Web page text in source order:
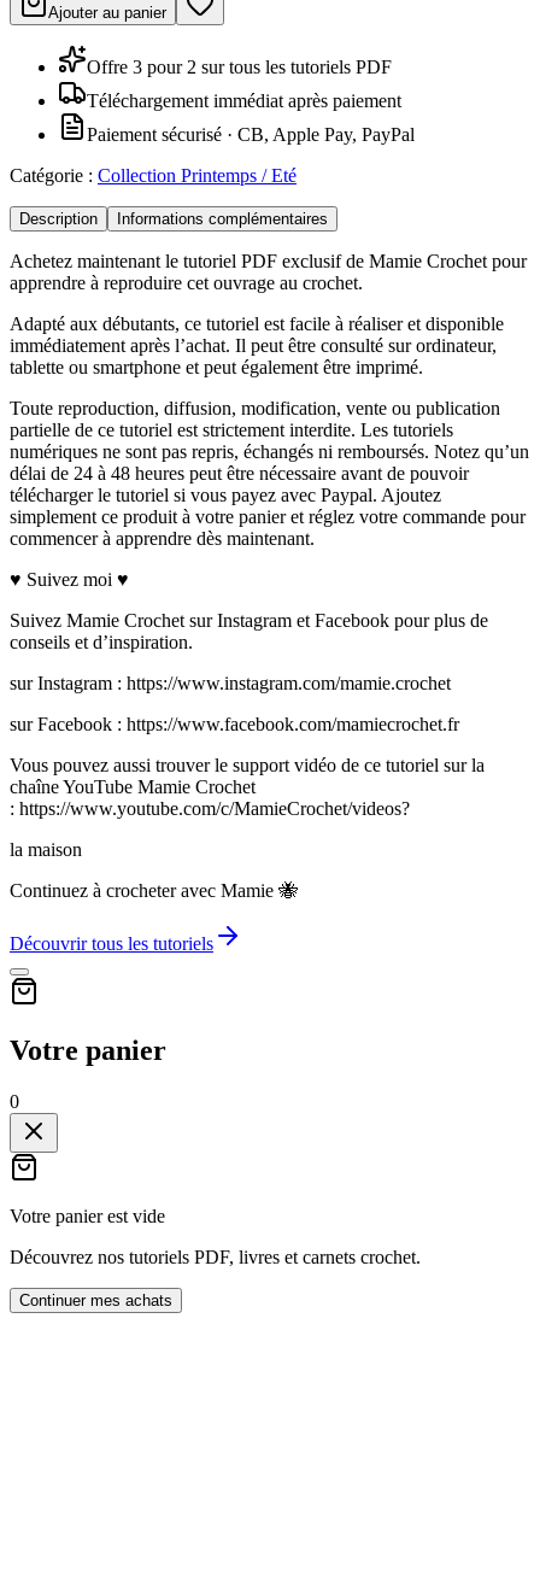
Ajouter au panier
Offre 3 pour 2 sur tous les tutoriels PDF
Téléchargement immédiat après paiement
Paiement sécurisé · CB, Apple Pay, PayPal
Catégorie : Collection Printemps / Eté
Description Informations complémentaires
Achetez maintenant le tutoriel PDF exclusif de Mamie Crochet pour
apprendre à reproduire cet ouvrage au crochet.
Adapté aux débutants, ce tutoriel est facile à réaliser et disponible
immédiatement après l’achat. Il peut être consulté sur ordinateur,
tablette ou smartphone et peut également être imprimé.
Toute reproduction, diffusion, modification, vente ou publication
partielle de ce tutoriel est strictement interdite. Les tutoriels
numériques ne sont pas repris, échangés ni remboursés. Notez qu’un
délai de 24 à 48 heures peut être nécessaire avant de pouvoir
télécharger le tutoriel si vous payez avec Paypal. Ajoutez
simplement ce produit à votre panier et réglez votre commande pour
commencer à apprendre dès maintenant.
♥ Suivez moi ♥
Suivez Mamie Crochet sur Instagram et Facebook pour plus de
conseils et d’inspiration.
sur Instagram : https://www.instagram.com/mamie.crochet
sur Facebook : https://www.facebook.com/mamiecrochet.fr
Vous pouvez aussi trouver le support vidéo de ce tutoriel sur la
chaîne YouTube Mamie Crochet
: https://www.youtube.com/c/MamieCrochet/videos?
la maison
Continuez à crocheter avec Mamie 🐝
Découvrir tous les tutoriels
Votre panier
0
Votre panier est vide
Découvrez nos tutoriels PDF, livres et carnets crochet.
Continuer mes achats